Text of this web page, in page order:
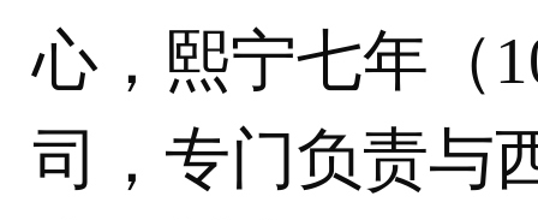
心，熙宁七年（
司，专门负责与